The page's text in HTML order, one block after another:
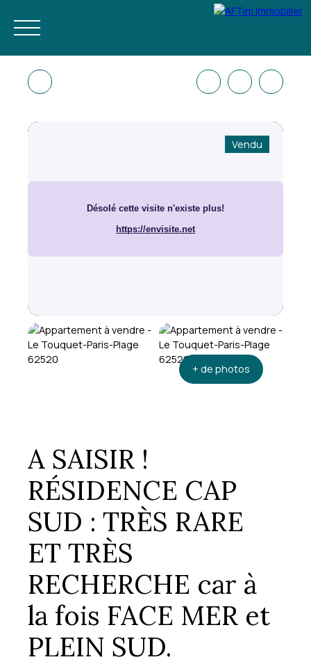
LOUER À L'ANNÉE GESTION
RÉSERVEZ VOS VACANCES
Vendu
+ de photos
A SAISIR !
RÉSIDENCE CAP
SUD : TRÈS RARE
ET TRÈS
RECHERCHE car à
la fois FACE MER et
PLEIN SUD.